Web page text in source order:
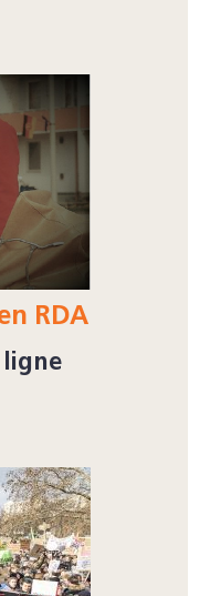
RDA
ligne